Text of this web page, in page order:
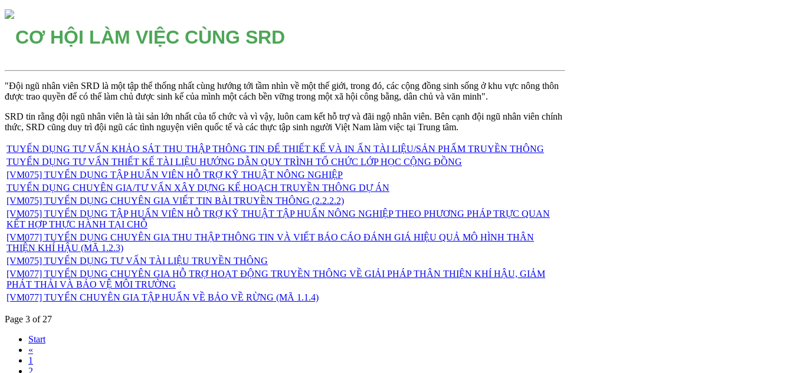
CƠ HỘI LÀM VIỆC CÙNG SRD
"Đội ngũ nhân viên SRD là một tập thể thống nhất cùng hướng tới tầm nhìn về một thế giới, trong đó, các cộng đồng sinh sống ở khu vực nông thôn
được trao quyền để có thể làm chủ được sinh kế của mình một cách bền vững trong một xã hội công bằng, dân chủ và văn minh".
SRD tin rằng đội ngũ nhân viên là tài sản lớn nhất của tổ chức và vì vậy, luôn cam kết hỗ trợ và đãi ngộ nhân viên. Bên cạnh đội ngũ nhân viên chính
thức, SRD cũng duy trì đội ngũ các tình nguyện viên quốc tế và các thực tập sinh người Việt Nam làm việc tại Trung tâm.
TUYỂN DỤNG TƯ VẤN KHẢO SÁT THU THẬP THÔNG TIN ĐỂ THIẾT KẾ VÀ IN ẤN TÀI LIỆU/SẢN PHẨM TRUYỀN THÔNG
TUYỂN DỤNG TƯ VẤN THIẾT KẾ TÀI LIỆU HƯỚNG DẪN QUY TRÌNH TỔ CHỨC LỚP HỌC CỘNG ĐỒNG
[VM075] TUYỂN DỤNG TẬP HUẤN VIÊN HỖ TRỢ KỸ THUẬT NÔNG NGHIỆP
TUYỂN DỤNG CHUYÊN GIA/TƯ VẤN XÂY DỰNG KẾ HOẠCH TRUYỀN THÔNG DỰ ÁN
[VM075] TUYỂN DỤNG CHUYÊN GIA VIẾT TIN BÀI TRUYỀN THÔNG (2.2.2.2)
[VM075] TUYỂN DỤNG TẬP HUẤN VIÊN HỖ TRỢ KỸ THUẬT TẬP HUẤN NÔNG NGHIỆP THEO PHƯƠNG PHÁP TRỰC QUAN
KẾT HỢP THỰC HÀNH TẠI CHỖ
[VM077] TUYỂN DỤNG CHUYÊN GIA THU THẬP THÔNG TIN VÀ VIẾT BÁO CÁO ĐÁNH GIÁ HIỆU QUẢ MÔ HÌNH THÂN
THIỆN KHÍ HẬU (MÃ 1.2.3)
[VM075] TUYỂN DỤNG TƯ VẤN TÀI LIỆU TRUYỀN THÔNG
[VM077] TUYỂN DỤNG CHUYÊN GIA HỖ TRỢ HOẠT ĐỘNG TRUYỀN THÔNG VỀ GIẢI PHÁP THÂN THIỆN KHÍ HẬU, GIẢM
PHÁT THẢI VÀ BẢO VỆ MÔI TRƯỜNG
[VM077] TUYỂN CHUYÊN GIA TẬP HUẤN VỀ BẢO VỀ RỪNG (MÃ 1.1.4)
Page 3 of 27
Start
«
1
2